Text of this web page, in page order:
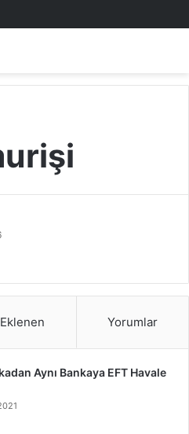
Yorumlar
Aynı Bankaya EFT Havale